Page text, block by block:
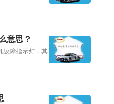
意思？
故障指示灯，其